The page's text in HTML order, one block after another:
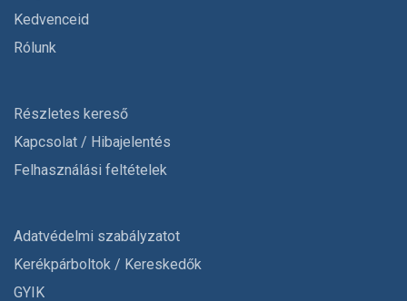
Kedvenceid
Rólunk
Részletes kereső
Kapcsolat / Hibajelentés
Felhasználási feltételek
Adatvédelmi szabályzatot
Kerékpárboltok / Kereskedők
GYIK